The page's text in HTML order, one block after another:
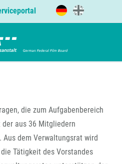
die zum Aufgabenbereich
der aus 36 Mitgliedern
dem Verwaltungsrat wird
Tätigkeit des Vorstandes